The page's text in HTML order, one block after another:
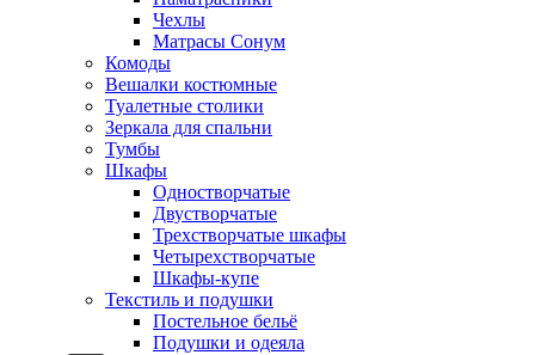
Чехлы
Матрасы Сонум
Комоды
Вешалки костюмные
Туалетные столики
Зеркала для спальни
Тумбы
Шкафы
Одностворчатые
Двустворчатые
Трехстворчатые шкафы
Четырехстворчатые
Шкафы-купе
Текстиль и подушки
Постельное бельё
Подушки и одеяла